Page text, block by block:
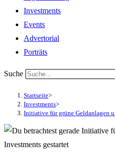
Investments
Events
Advertorial
Porträts
Suche
Startseite>
Investments>
Initiative für grüne Geldanlagen